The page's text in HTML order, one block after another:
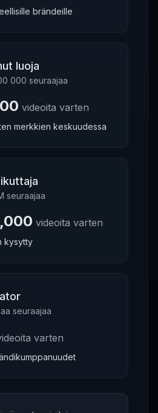
brändeille
luoja
000 seuraajaa
videoita varten
merkkien keskuudessa
seuraajaa
videoita varten
kysytty
seuraajaa
varten